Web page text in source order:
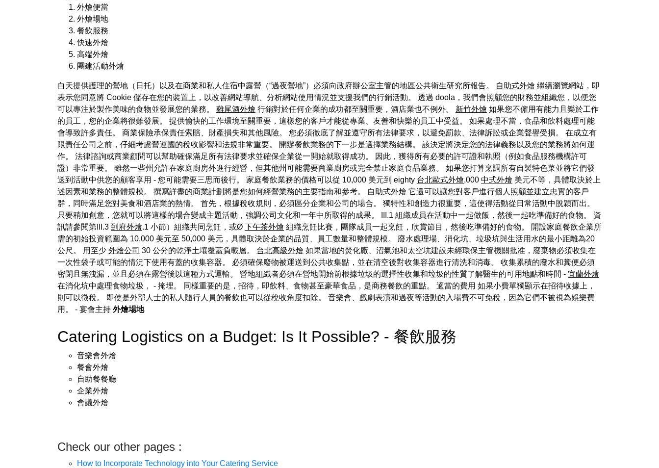
外燴便當
外燴場地
餐飲服務
快速外燴
高端外燴
團建活動外燴
白天提供護理的營地（日托）以及在商業和私人住宿中露營（“過夜營地”）必須向政府辦公室主管的地區公共衛生研究所報告。 自助式外燴 繼續瀏覽網站，即
表示您同意將 Cookie 儲存在您的裝置上，以改善網站導航、分析網站使用情況並支援我們的行銷活動。 透過 doola，我們會照顧您的財務並組織您，以便您
可以專注於製作美味的食物並發展您的業務。 雞尾酒外燴 行銷對於任何企業的成功都至關重要，酒店業也不例外。 新竹外燴 如果您不僱用有能力且樂於工作
的員工，您的企業將很難發展。 提供愉快的工作環境至關重要，這樣您的客戶才能從專業、友善和快樂的員工中受益。 如果處理不當，食品和飲料處理可能
會導致許多責任。 商業保險承保責任索賠、財產損失和其他風險。 您必須徹底了解並遵守所有法律要求，以避免罰款、法律訴訟或企業聲譽受損。 在成立有
限責任公司之前，仔細考慮營運國的稅收影響和法規非常重要。 開辦餐飲業務的下一步是選擇業務結構。 該決定將決定您的法律義務以及您的業務將如何運
作。 法律諮詢或商業顧問可以幫助確保滿足所有法律要求並確保企業從一開始就取得成功。 因此，獲得所有必要的許可證和執照（例如食品服務機構許可
證）非常重要。 雖然一些州允許在家庭廚房外進行經營，但其他州可能需要商業廚房或完全禁止家庭食品業務。 如果您打算烹調所有自製特色菜並將它們發
送到活動中供您的顧客享用 - 您可能需要三思而後行。 家庭餐飲業務的價格可以從 10,000 美元到 eighty 台北歐式外燴,000 中式外燴 美元不等，具體取決於上
述因素和業務的整體規模。 撰寫詳盡的商業計劃將是您如何經營業務的主要指南和參考。
自助式外燴 它還可以讓您對客戶進行個人照顧並建立忠實的客戶
群，同時滿足您對美食和酒店業的熱情。 首先，根據稅收規則，必須區分企業和公司的場合。 獨特性和創造力很重要，這使得活動從日常活動中脫穎而出。
只要稍加創意，您就可以將這樣的場合變成主題活動，強調公司文化和一年中所取得的成果。 III.1 組織成員在活動中一起做飯，然後一起吃準備好的食物。 資
訊請參閱第III.3 到府外燴.1 小節）組織共同烹飪，或Ø 下午茶外燴 組織烹飪比賽，團隊成員一起烹飪，欣賞節目，然後吃準備好的食物。 開設家庭餐飲企業所
需的初始投資範圍為 10,000 美元至 50,000 美元，具體取決於企業的品質、員工數量和整體規模。 廢水處理場、消化坑、垃圾坑與生活用水的最小距離為20
公尺。 用至少 外燴公司 30 公分的乾淨土壤覆蓋負載層。 台北高級外燴 如果當地的焚化廠、沼氣池和太空坑建設未經環保主管機關批准，廢棄物必須收集在
一次性袋子或可能的情況下使用有蓋的收集容器。 必須確保廢物被運送到公共收集點，並在清空後對收集容器進行清洗和消毒。 收集累積的廢水和糞便必須
密閉且無洩漏，並且必須在露營後以這種方式運輸。 營地組織者必須在營地開始前根據垃圾的選擇性收集和垃圾的性質了解醫生的可用地點和時間 - 宜蘭外燴
在消化坑中處理食物垃圾， - 掩埋。 同樣重要的是，招待，即飲料、食物甚至豪華食品，是商務餐飲的重點。 適當的費用 如果小費單獨顯示在招待收據上，
則可以徵稅。 即使是外部人士的私人隨行人員的餐飲也可以從稅收角度扣除。 音樂會、戲劇表演和過夜等活動的入場費不可免稅，因為它們不被視為娛樂費
用。 - 宴會主持 外燴場地
Catering Logistics on a Budget: Is It Possible? - 餐飲服務
音樂會外燴
餐會外燴
自助餐餐廳
企業外燴
會議外燴
Check our other pages :
How to Incorporate Technology into Your Catering Service